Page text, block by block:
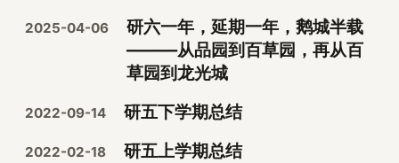
2025-04-06
研六一年，延期一年，鹅城半载
———从品园到百草园，再从百
草园到龙光城
2022-09-14 研五下学期总结
2022-02-18 研五上学期总结